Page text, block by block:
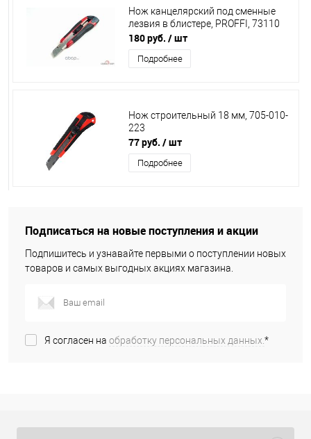
Нож канцелярский под сменные
лезвия в блистере, PROFFI, 73110
180 руб. / шт
Подробнее
Нож строительный 18 мм, 705-010-
223
77 руб. / шт
Подробнее
Подписаться на новые поступления и акции
Подпишитесь и узнавайте первыми о поступлении новых
товаров и самых выгодных акциях магазина.
Я согласен на обработку персональных данных.*